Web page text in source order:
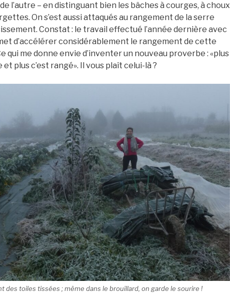
l’autre – en distinguant bien les bâches à courges, à choux
On s’est aussi attaqués au rangement de la serre
Constat : le travail effectué l’année dernière avec
d’accélérer considérablement le rangement de cette
qui me donne envie d’inventer un nouveau proverbe : «plus
et plus c’est rangé». Il vous plaît celui-là ?
des toiles tissées ; même dans le brouillard, on garde le sourire !